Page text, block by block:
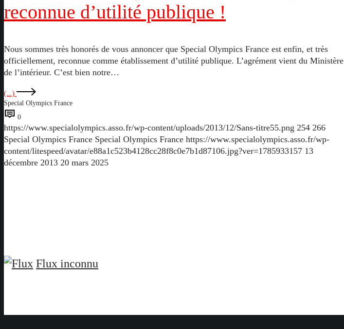
reconnue d’utilité publique !
Nous sommes très honorés de vous annoncer que Special Olympics France est enfin, et très
officiellement, reconnue comme établissement d’utilité publique. L’agrément vient du Ministère
de l’intérieur. C’est bien notre…
(...)
Special Olympics France
0
https://www.specialolympics.asso.fr/wp-content/uploads/2013/12/Sans-titre55.png 254 266
Special Olympics France Special Olympics France https://www.specialolympics.asso.fr/wp-
content/litespeed/avatar/e88a1c523b4128cc28f8c0e7b1d87106.jpg?ver=1785933157 13
décembre 2013 20 mars 2025
Flux inconnu